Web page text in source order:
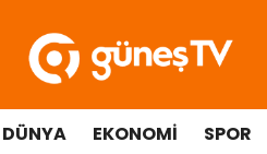
DÜNYA EKONOMI SPOR